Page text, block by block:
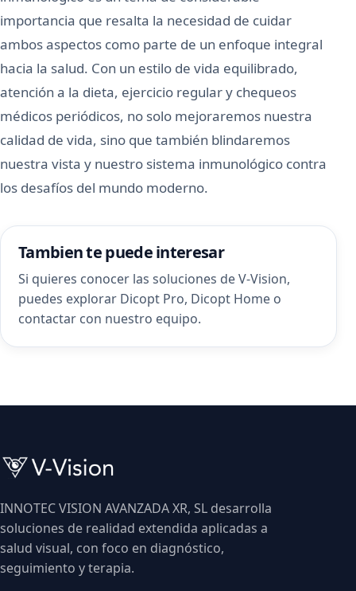
importancia que resalta la necesidad de cuidar
ambos aspectos como parte de un enfoque integral
hacia la salud. Con un estilo de vida equilibrado,
atención a la dieta, ejercicio regular y chequeos
médicos periódicos, no solo mejoraremos nuestra
calidad de vida, sino que también blindaremos
nuestra vista y nuestro sistema inmunológico contra
los desafíos del mundo moderno.
Tambien te puede interesar
Si quieres conocer las soluciones de V-Vision,
puedes explorar Dicopt Pro, Dicopt Home o
contactar con nuestro equipo.
INNOTEC VISION AVANZADA XR, SL desarrolla
soluciones de realidad extendida aplicadas a
salud visual, con foco en diagnóstico,
seguimiento y terapia.